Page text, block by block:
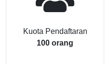
Kuota Pendaftaran
100 orang